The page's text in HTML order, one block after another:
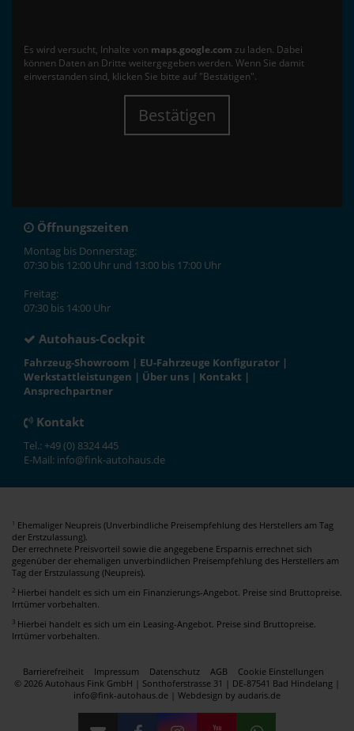
Es wird versucht, Inhalte von maps.google.com zu laden. Dabei
können Daten an Dritte weitergegeben werden. Wenn Sie damit
einverstanden sind, klicken Sie bitte auf "Bestätigen".
Bestätigen
Öffnungszeiten
Montag bis Donnerstag:
07:30 bis 12:00 Uhr und 13:00 bis 17:00 Uhr
Freitag:
07:30 bis 14:00 Uhr
Autohaus-Cockpit
Fahrzeug-Showroom | EU-Fahrzeuge Konfigurator |
Werkstattleistungen | Über uns | Kontakt |
Ansprechpartner
Kontakt
Tel.: +49 (0) 8324 445
E-Mail: info@fink-autohaus.de
1 Ehemaliger Neupreis (Unverbindliche Preisempfehlung des Herstellers am Tag
der Erstzulassung).
Der errechnete Preisvorteil sowie die angegebene Ersparnis errechnet sich
gegenüber der ehemaligen unverbindlichen Preisempfehlung des Herstellers am
Tag der Erstzulassung (Neupreis).
2 Hierbei handelt es sich um ein Finanzierungs-Angebot. Preise sind Bruttopreise.
Irrtümer vorbehalten.
3 Hierbei handelt es sich um ein Leasing-Angebot. Preise sind Bruttopreise.
Irrtümer vorbehalten.
Barrierefreiheit Impressum Datenschutz AGB
Cookie Einstellungen
© 2026 Autohaus Fink GmbH | Sonthoferstrasse 31 | DE-87541 Bad Hindelang |
info@fink-autohaus.de | Webdesign by audaris.de